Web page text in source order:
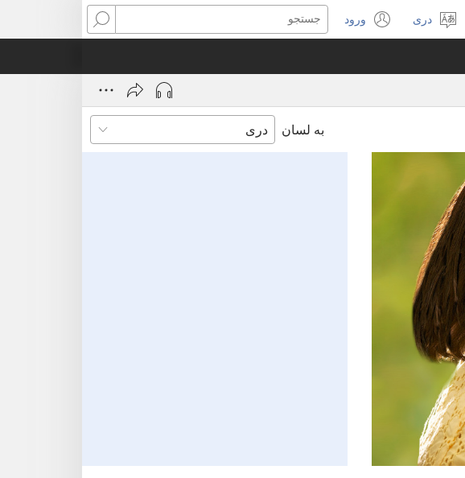
انتخاب
دری ورود
(opens
جستجو
به لسان